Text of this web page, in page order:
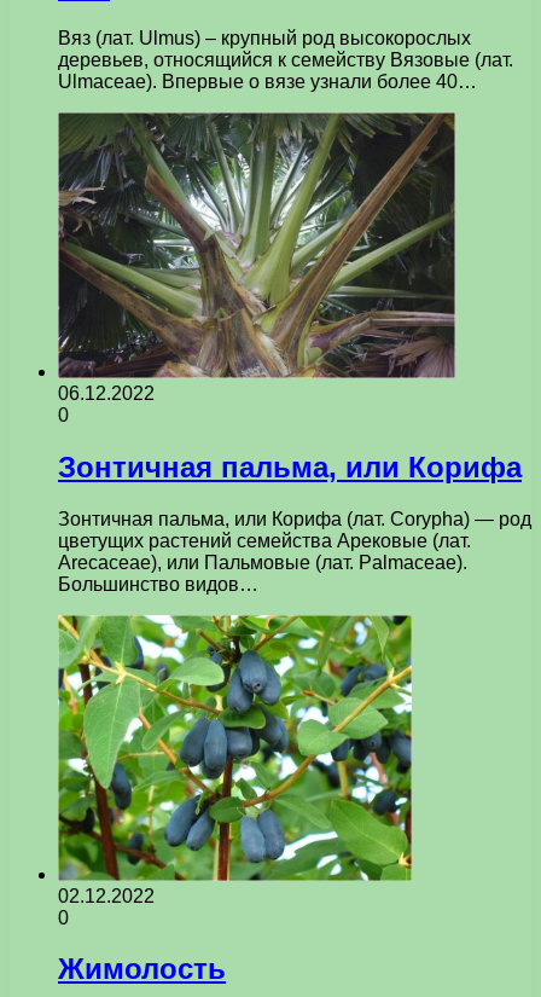
Вяз (лат. Ulmus) – крупный род высокорослых
деревьев, относящийся к семейству Вязовые (лат.
Ulmaceae). Впервые о вязе узнали более 40…
06.12.2022
0
Зонтичная пальма, или Корифа
Зонтичная пальма, или Корифа (лат. Corypha) — род
цветущих растений семейства Арековые (лат.
Arecaceae), или Пальмовые (лат. Palmaceae).
Большинство видов…
02.12.2022
0
Жимолость